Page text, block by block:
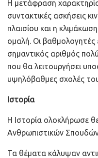
Η μετάφραση
συντακτικές ασκήσεις
πλαισίου και η
ομαλή. Οι βαθμολογητές
σημαντικός αριθμός
που θα λειτουργήσει
υψηλόβαθμες σχολές
Ιστορία
Η Ιστορία ολοκλήρωσε
Ανθρωπιστικών
Τα θέματα κάλυψαν